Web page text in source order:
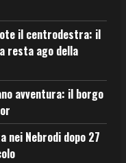
il centrodestra: il
resta ago della
avventura: il borgo
nei Nebrodi dopo 27